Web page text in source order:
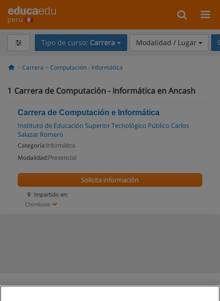
perú
Tipo de curso: Carrera Modalidad / Lugar
Carrera Computación - Informática
1 Carrera de Computación - Informática en Ancash
Carrera de Computación e Informática
Instituto de Educación Superior Tecnológico Público Carlos
Salazar Romero
Categoría: Informática
Modalidad: Presencial
Impartido en:
Chimbote
Solicita información